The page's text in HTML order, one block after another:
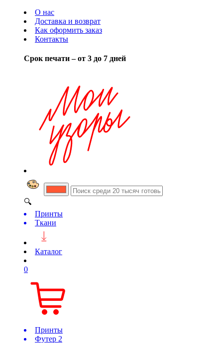
О нас
Доставка и возврат
Как оформить заказ
Контакты
Срок печати – от 3 до 7 дней
🔍
Принты
Ткани
Каталог
0
Принты
Футер 2